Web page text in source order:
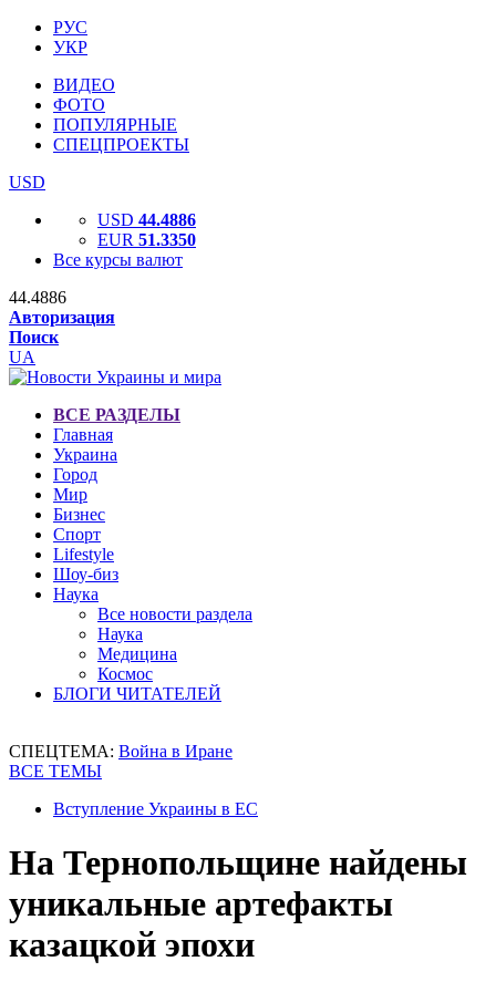
РУС
УКР
ВИДЕО
ФОТО
ПОПУЛЯРНЫЕ
СПЕЦПРОЕКТЫ
USD
USD 44.4886
EUR 51.3350
Все курсы валют
44.4886
Авторизация
Поиск
UA
ВСЕ РАЗДЕЛЫ
Главная
Украина
Город
Мир
Бизнес
Спорт
Lifestyle
Шоу-биз
Наука
Все новости раздела
Наука
Медицина
Космос
БЛОГИ ЧИТАТЕЛЕЙ
СПЕЦТЕМА: Война в Иране
ВСЕ ТЕМЫ
Вступление Украины в ЕС
На Тернопольщине найдены
уникальные артефакты
казацкой эпохи